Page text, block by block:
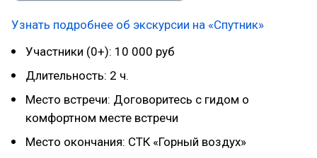
Узнать подробнее об экскурсии на «Спутник»
Участники (0+): 10 000 руб
Длительность: 2 ч.
Место встречи: Договоритесь с гидом о
комфортном месте встречи
Место окончания: СТК «Горный воздух»